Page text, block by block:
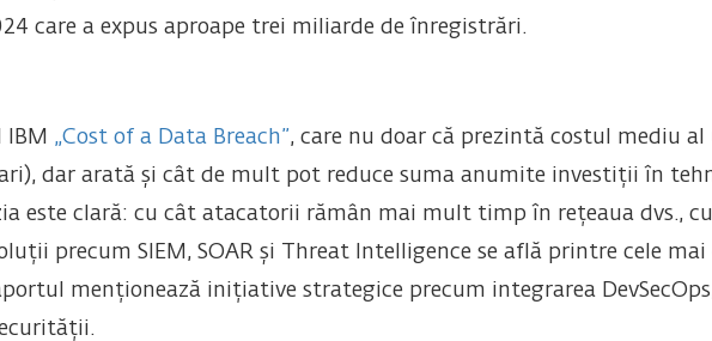
care a expus aproape trei miliarde de înregistrări.
„Cost of a Data Breach”, care nu doar că prezintă costul mediu al
dar arată și cât de mult pot reduce suma anumite investiții în
este clară: cu cât atacatorii rămân mai mult timp în rețeaua dvs.,
precum SIEM, SOAR și Threat Intelligence se află printre cele
menționează inițiative strategice precum integrarea